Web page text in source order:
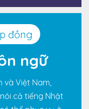
đồng
ngữ
và Việt Nam,
cả tiếng Nhật